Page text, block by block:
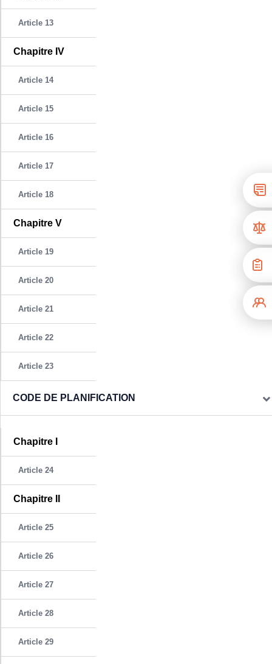
Article 13
Chapitre IV
Article 14
Article 15
Article 16
Article 17
Article 18
Chapitre V
Article 19
Article 20
Article 21
Article 22
Article 23
CODE DE PLANIFICATION
Chapitre I
Article 24
Chapitre II
Article 25
Article 26
Article 27
Article 28
Article 29